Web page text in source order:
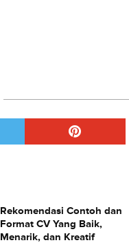
Rekomendasi Contoh dan
Format CV Yang Baik,
Menarik, dan Kreatif